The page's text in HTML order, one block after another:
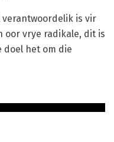
verantwoordelik is vir
oor vrye radikale, dit is
doel het om die